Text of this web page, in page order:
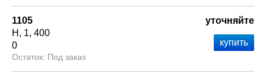
1105
Н
1 400
0
Под заказ
уточняйте